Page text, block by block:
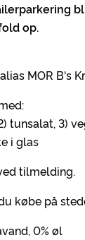
op.
MOR B's
tunsalat, 3)
i glas
tilmelding.
købe på
0% øl